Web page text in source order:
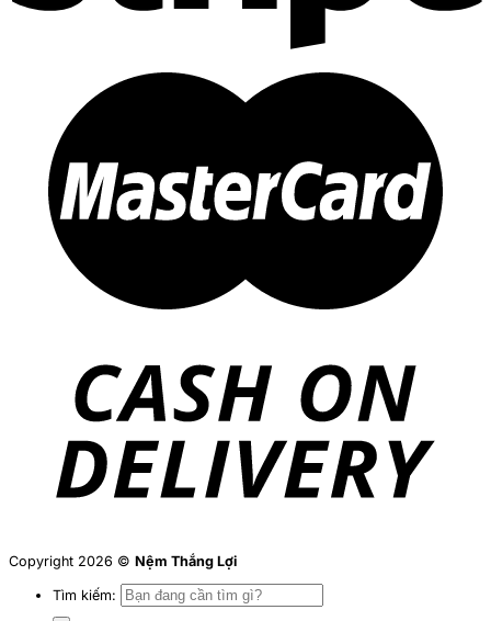
Copyright 2026 © Nệm Thắng Lợi
Tìm kiếm: